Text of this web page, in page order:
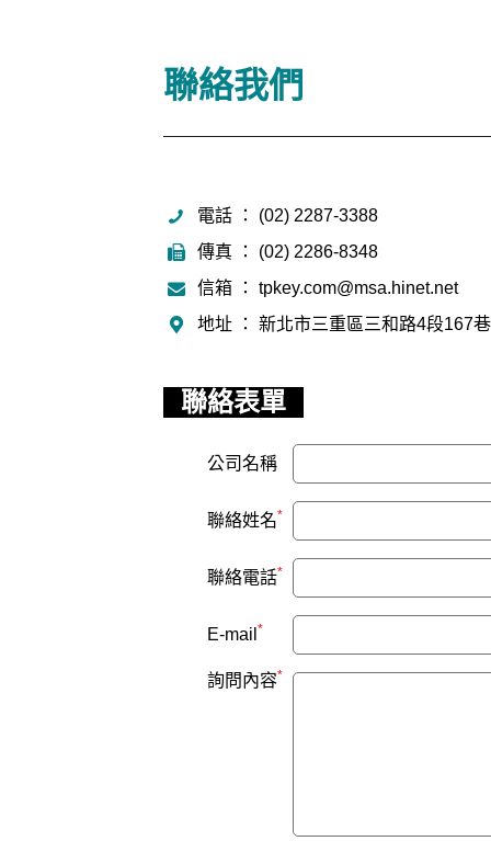
聯絡我們
電話 ： (02) 2287-3388
傳真 ： (02) 2286-8348
信箱 ： tpkey.com@msa.hinet.net
地址 ： 新北市三重區三和路4段167
聯絡表單
公司名稱
聯絡姓名*
聯絡電話*
E-mail *
詢問內容*